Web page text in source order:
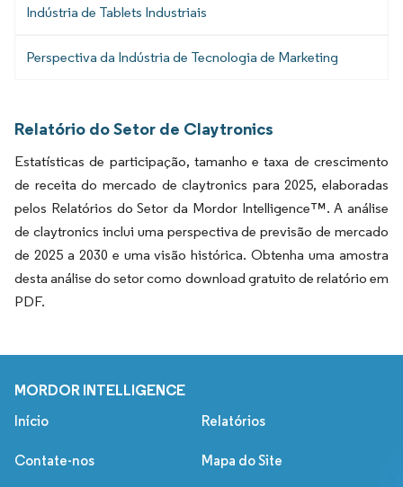
Indústria de Tablets Industriais
Perspectiva da Indústria de Tecnologia de Marketing
Relatório do Setor de Claytronics
Estatísticas de participação, tamanho e taxa de crescimento
de receita do mercado de claytronics para 2025, elaboradas
pelos Relatórios do Setor da Mordor Intelligence™. A análise
de claytronics inclui uma perspectiva de previsão de mercado
de 2025 a 2030 e uma visão histórica. Obtenha uma amostra
desta análise do setor como download gratuito de relatório em
PDF.
MORDOR INTELLIGENCE
Início Relatórios
Contate-nos Mapa do Site